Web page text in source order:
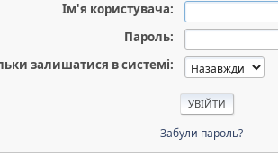
Ім'я користувача:
Пароль:
залишатися в системі:
Забули пароль?